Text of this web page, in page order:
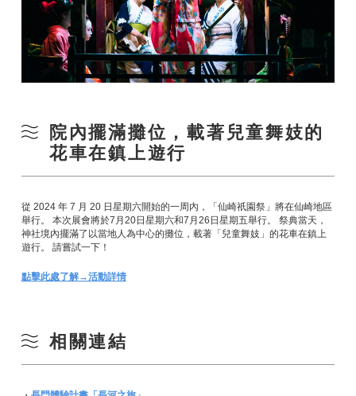
院內擺滿攤位，載著兒童舞妓的
花車在鎮上遊行
從 2024 年 7 月 20 日星期六開始的一周內，「仙崎祇園祭」將在仙崎地區
舉行。 本次展會將於7月20日星期六和7月26日星期五舉行。 祭典當天，
神社境內擺滿了以當地人為中心的攤位，載著「兒童舞妓」的花車在鎮上
遊行。 請嘗試一下！
點擊此處了解→活動詳情
相關連結